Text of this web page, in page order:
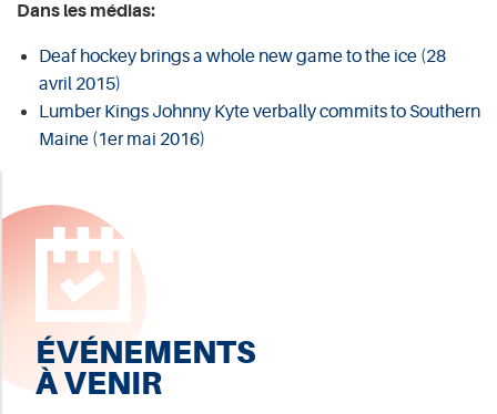
Dans les médias:
Deaf hockey brings a whole new game to the ice (28
avril 2015)
Lumber Kings Johnny Kyte verbally commits to Southern
Maine (1er mai 2016)
ÉVÉNEMENTS
À VENIR